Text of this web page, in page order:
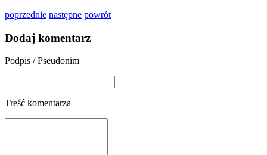
poprzednie następne powrót
Dodaj komentarz
Podpis / Pseudonim
Treść komentarza